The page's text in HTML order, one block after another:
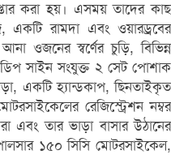
করা হয়। এসময় তাদের কাছ
রামদা এবং ওয়ারড্রবের
ওজনের স্বর্ণের চুড়ি, বিভিন্ন
ডিপ সাইন সংযুক্ত ২ সেট পোশাক
একটি হ্যান্ডকাপ, ছিনতাইকৃত
রেজিস্ট্রেশন নম্বর
এবং তার ভাড়া বাসার উঠানের
১৫০ সিসি মোটরসাইকেল,